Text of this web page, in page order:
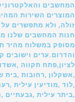
המחשבים
המוצרים השירות
זולה, ולא מתפשרים
חנות המחשבים שלנו
מסופק במשלוח מהיר
והדרום.ערים וישובים
לציון,פתח תקווה
,אשקלון ,רחובות ,בית
,לוד ,מודיעין עילית
,ביתר עילית ,גבעתיים